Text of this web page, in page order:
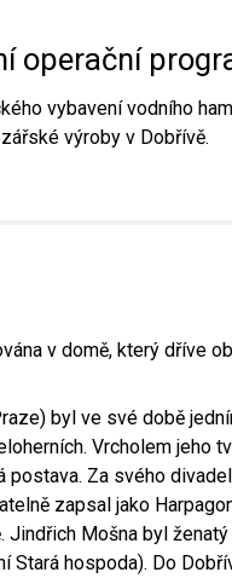
operační
vybavení vodního
výroby v Dobřívě.
v domě, který dříve
byl ve své době
Vrcholem jeho
postava. Za svého
zapsal jako
Jindřich Mošna byl
Stará hospoda). Do